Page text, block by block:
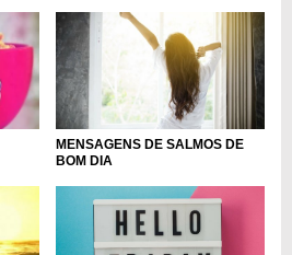
MENSAGENS DE SALMOS DE
BOM DIA